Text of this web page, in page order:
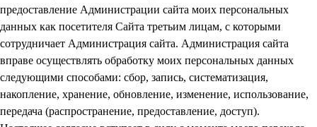
предоставление Администрации сайта моих персональных
данных как посетителя Сайта третьим лицам, с которыми
сотрудничает Администрация сайта. Администрация сайта
вправе осуществлять обработку моих персональных данных
следующими способами: сбор, запись, систематизация,
накопление, хранение, обновление, изменение, использование,
передача (распространение, предоставление, доступ).